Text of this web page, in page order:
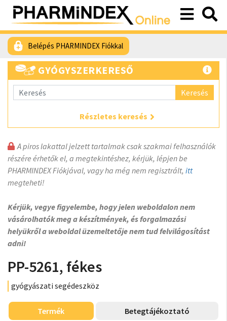
Belépés PHARMINDEX Fiókkal
GYÓGYSZERKERESŐ
Keresés
Részletes keresés
A piros lakattal jelzett tartalmak csak szakmai felhasználók
részére érhetők el, a megtekintéshez, kérjük, lépjen be
PHARMINDEX Fiókjával, vagy ha még nem regisztrált, itt
megteheti!
Kérjük, vegye figyelembe, hogy jelen weboldalon nem
vásárolhatók meg a készítmények, és forgalmazási
helyükről a weboldal üzemeltetője nem tud felvilágosítást
adni!
PP-5261, fékes
gyógyászati segédeszköz
Termék Betegtájékoztató